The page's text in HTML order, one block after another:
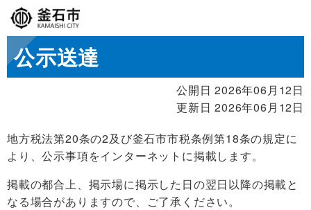
公示送達
公開日 2026年06月12日
更新日 2026年06月12日
地方税法第20条の2及び釜石市市税条例第18条の規定に
より、公示事項をインターネットに掲載します。
掲載の都合上、掲示場に掲示した日の翌日以降の掲載と
なる場合がありますので、ご了承ください。